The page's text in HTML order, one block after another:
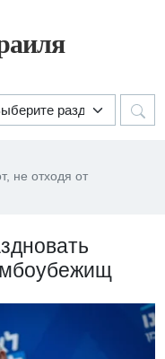
не отходя от